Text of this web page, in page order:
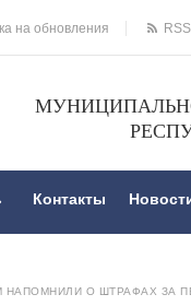
на обновления RSS
Контакты
НАПОМНИЛИ О ШТРАФАХ ЗА